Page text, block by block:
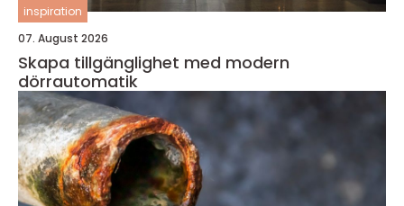
inspiration
07. August 2026
Skapa tillgänglighet med modern
dörrautomatik